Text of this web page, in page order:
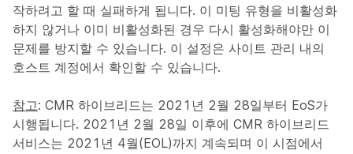
작하려고 할 때 실패하게 됩니다. 이 미팅 유형을 비활성화
하지 않거나 이미 비활성화된 경우 다시 활성화해야만 이
문제를 방지할 수 있습니다. 이 설정은 사이트 관리 내의
호스트 계정에서 확인할 수 있습니다.
참고: CMR 하이브리드는 2021년 2월 28일부터 EoS가
시행됩니다. 2021년 2월 28일 이후에 CMR 하이브리드
서비스는 2021년 4월(EOL)까지 계속되며 이 시점에서